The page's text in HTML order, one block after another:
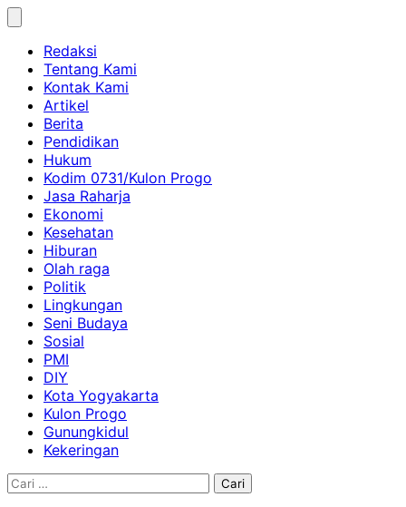
Skip
contentRedaksi
Tentang Kami
Kontak Kami
Artikel
Berita
Pendidikan
Hukum
Kodim 0731/Kulon Progo
Jasa Raharja
Ekonomi
Kesehatan
Hiburan
Olah raga
Politik
Lingkungan
Seni Budaya
Sosial
PMI
DIY
Kota Yogyakarta
Kulon Progo
Gunungkidul
Kekeringan
Cari